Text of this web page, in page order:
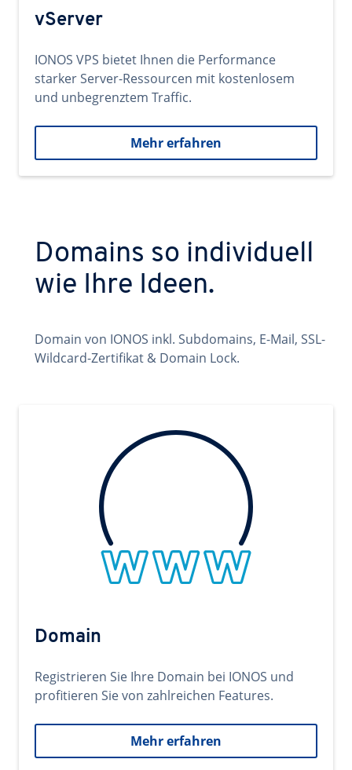
vServer
IONOS VPS bietet Ihnen die Performance
starker Server-Ressourcen mit kostenlosem
und unbegrenztem Traffic.
Mehr erfahren
Domains so individuell
wie Ihre Ideen.
Domain von IONOS inkl. Subdomains, E-Mail, SSL-
Wildcard-Zertifikat & Domain Lock.
Domain
Registrieren Sie Ihre Domain bei IONOS und
profitieren Sie von zahlreichen Features.
Mehr erfahren